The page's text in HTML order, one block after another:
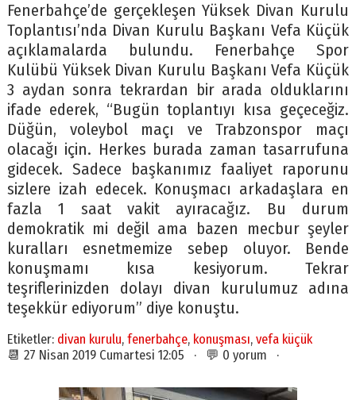
Fenerbahçe’de gerçekleşen Yüksek Divan Kurulu
Toplantısı’nda Divan Kurulu Başkanı Vefa Küçük
açıklamalarda bulundu. Fenerbahçe Spor
Kulübü Yüksek Divan Kurulu Başkanı Vefa Küçük
3 aydan sonra tekrardan bir arada olduklarını
ifade ederek, “Bugün toplantıyı kısa geçeceğiz.
Düğün, voleybol maçı ve Trabzonspor maçı
olacağı için. Herkes burada zaman tasarrufuna
gidecek. Sadece başkanımız faaliyet raporunu
sizlere izah edecek. Konuşmacı arkadaşlara en
fazla 1 saat vakit ayıracağız. Bu durum
demokratik mi değil ama bazen mecbur şeyler
kuralları esnetmemize sebep oluyor. Bende
konuşmamı kısa kesiyorum. Tekrar
teşriflerinizden dolayı divan kurulumuz adına
teşekkür ediyorum” diye konuştu.
Etiketler: divan kurulu, fenerbahçe, konuşması, vefa küçük
📆 27 Nisan 2019 Cumartesi 12:05 · 💬 0 yorum ·